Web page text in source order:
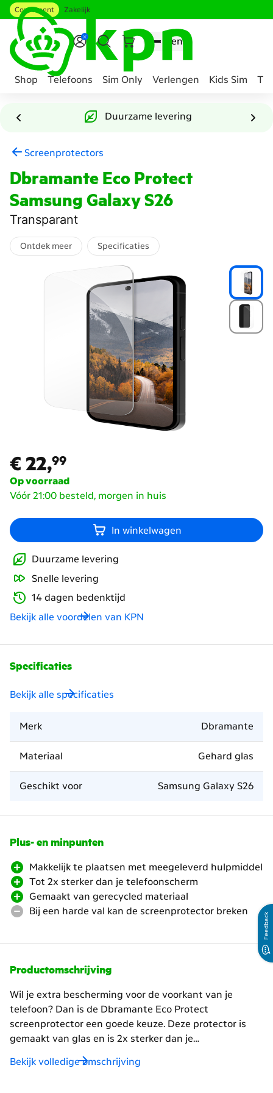
Ga naar hoofdinhoud
Consument Zakelijk
Menu
Shop Telefoons Sim Only Verlengen Kids Sim
naar
Duurzame levering
Screenprotectors
Dbramante Eco Protect
Samsung Galaxy S26
Transparant
Ontdek meer Specificaties
€ 22,
€ 22,99
99
Op voorraad
Vóór 21:00 besteld, morgen in huis
In winkelwagen
Duurzame levering
Snelle levering
14 dagen bedenktijd
Bekijk alle voordelen van KPN
Specificaties
Bekijk alle specificaties
Merk Dbramante
Materiaal Gehard glas
Geschikt voor Samsung Galaxy S26
Plus- en minpunten
Makkelijk te plaatsen met meegeleverd hulpmiddel
Tot 2x sterker dan je telefoonscherm
Gemaakt van gerecycled materiaal
Bij een harde val kan de screenprotector breken
Productomschrijving
Wil je extra bescherming voor de voorkant van je
telefoon? Dan is de Dbramante Eco Protect
screenprotector een goede keuze. Deze protector is
gemaakt van glas en is 2x sterker dan je
telefoonscherm zelf. Je plaatst 'm eenvoudig op je
scherm met de meegeleverde applicator. Dit is een
Bekijk volledige omschrijving
Feedback